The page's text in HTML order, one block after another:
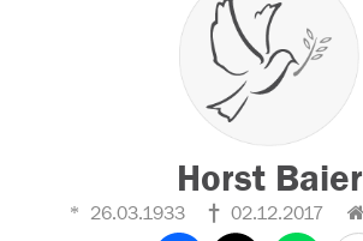
Horst Baier
26.03.1933 02.12.2017